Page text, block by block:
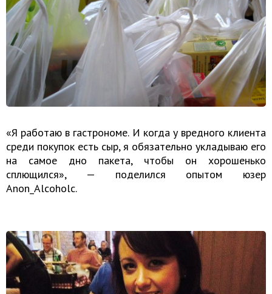
«Я работаю в гастрономе. И когда у вредного клиента
среди покупок есть сыр, я обязательно укладываю его
на самое дно пакета, чтобы он хорошенько
сплющился», — поделился опытом юзер
Anon_Alcoholc.